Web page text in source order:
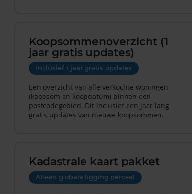
Koopsommenoverzicht (1
jaar gratis updates)
Inclusief 1 jaar gratis updates
Een overzicht van alle verkochte woningen
(koopsom en koopdatum) binnen een
postcodegebied. Dit inclusief een jaar lang
gratis updates van nieuwe koopsommen.
Kadastrale kaart pakket
Alleen globale ligging perceel